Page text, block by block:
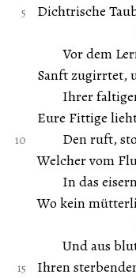
Dichtrische
Vor dem
Sanft zugirrtet,
Ihrer faltigen
Eure Fittige
Den ruft,
Welcher vom
In das
Wo kein
Und aus
Ihren